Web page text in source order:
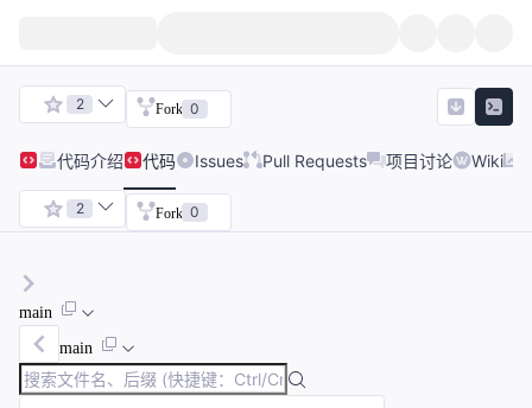
2 Fork 0
代码介绍 代码 Issues Pull Requests 项目讨论 Wiki
2 Fork 0
main
main